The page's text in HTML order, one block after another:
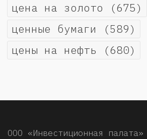
цена на золото (675)
ценные бумаги (589)
цены на нефть (680)
ООО «Инвестиционная